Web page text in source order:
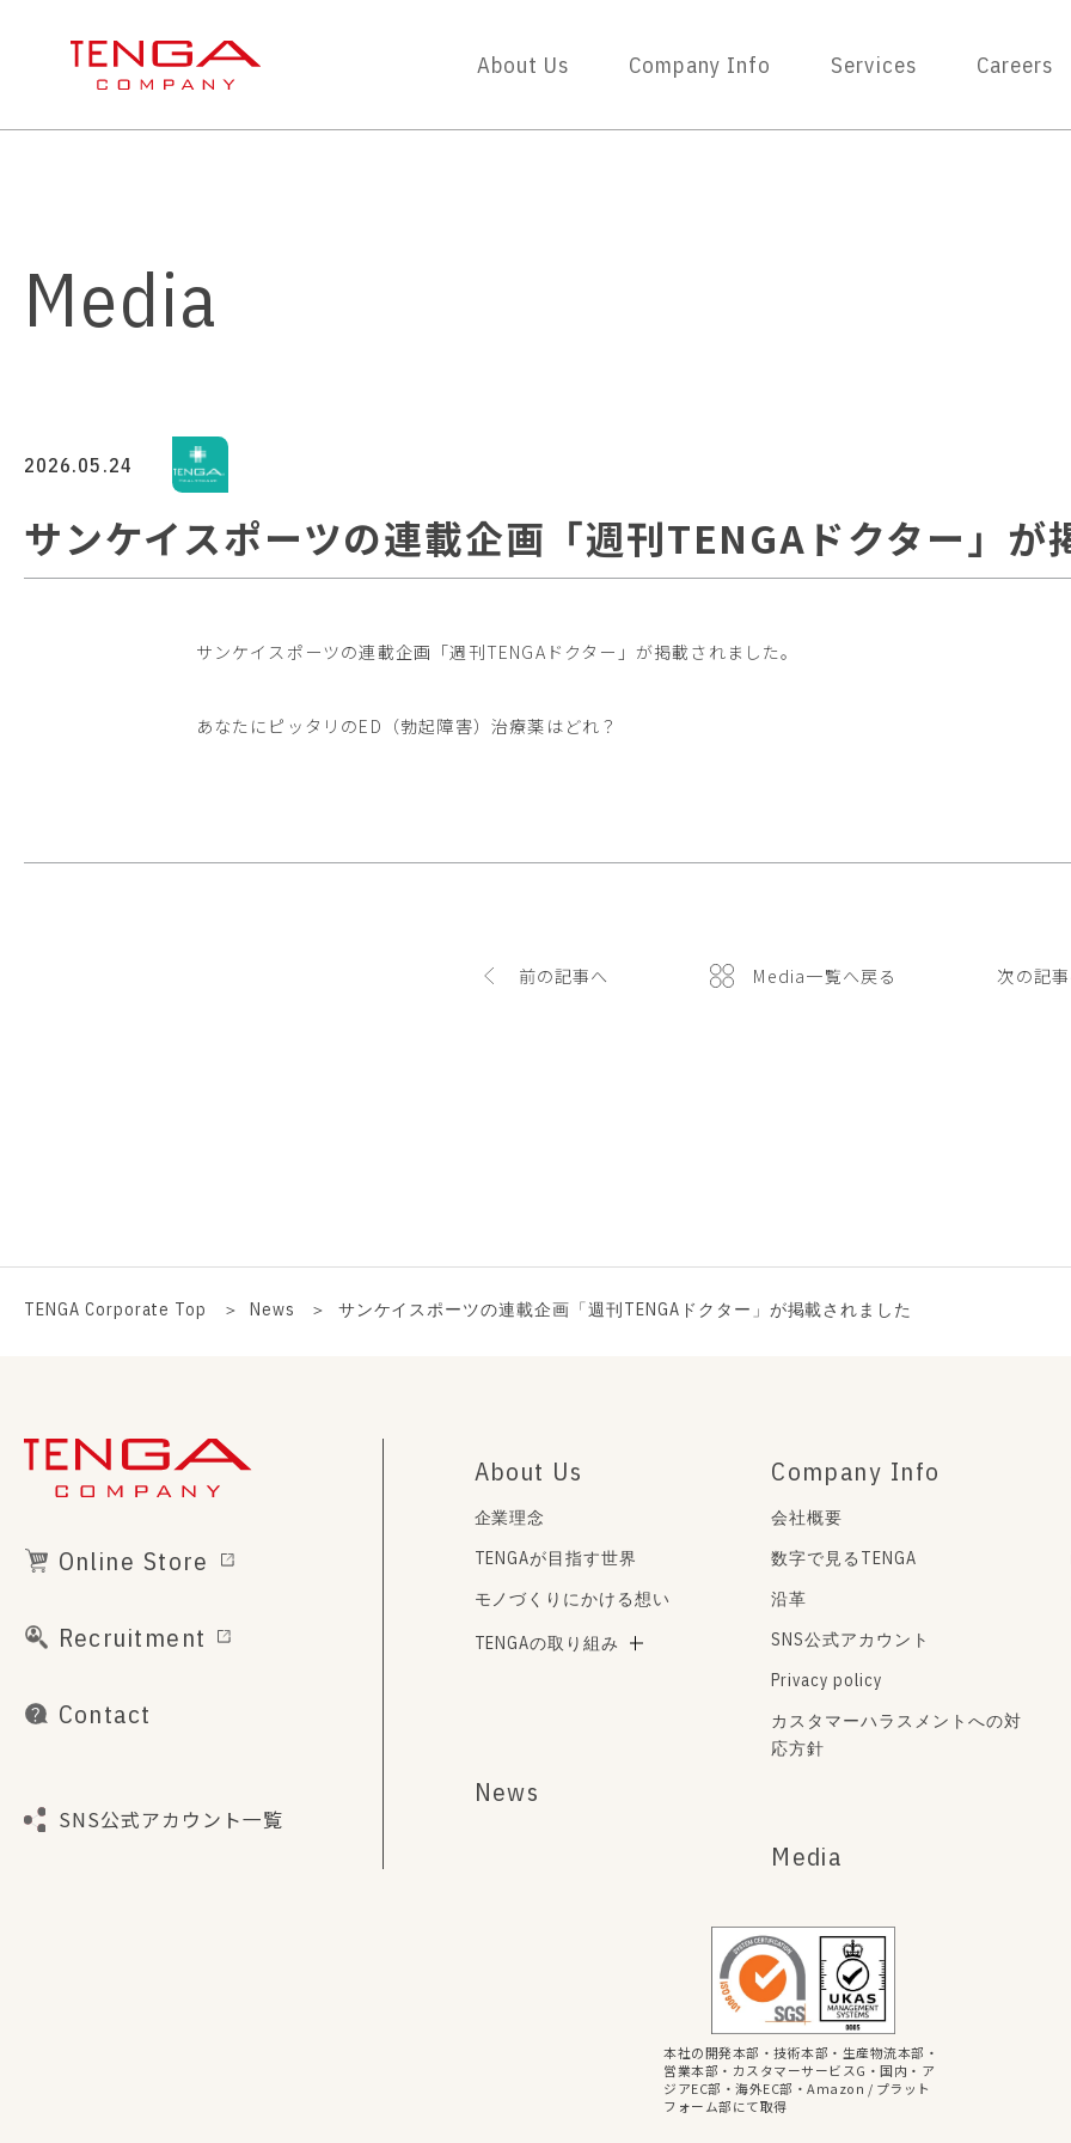
About Us Company Info Services Careers
Media
2026.05.24
サンケイスポーツの連載企画「週刊TENGAドクター」が
サンケイスポーツの連載企画「週刊TENGAドクター」が掲載されました。
あなたにピッタリのED（勃起障害）治療薬はどれ？
前の記事へ Media一覧へ戻る 次の記
TENGA Corporate Top News サンケイスポーツの連載企画「週刊TENGAドクター」が掲載されました
Online Store
Recruitment
Contact
SNS公式アカウント一覧
About Us
企業理念
TENGAが目指す世界
モノづくりにかける想い
TENGAの取り組み
News
Company Info
会社概要
数字で見るTENGA
沿革
SNS公式アカウント
Privacy policy
カスタマーハラスメントへの対
応方針
Media
本社の開発本部・技術本部・生産物流本部・
営業本部・カスタマーサービスG・国内・ア
ジアEC部・海外EC部・Amazon / プラット
フォーム部にて取得